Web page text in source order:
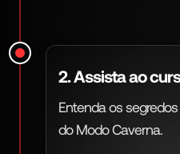
2. Assista ao
Entenda os
do Modo Caverna.